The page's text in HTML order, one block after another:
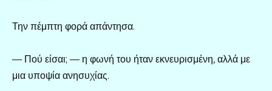
Την πέμπτη φορά απάντησα.
— Πού είσαι; — η φωνή του ήταν εκνευρισμένη, αλλά με
μια υποψία ανησυχίας.